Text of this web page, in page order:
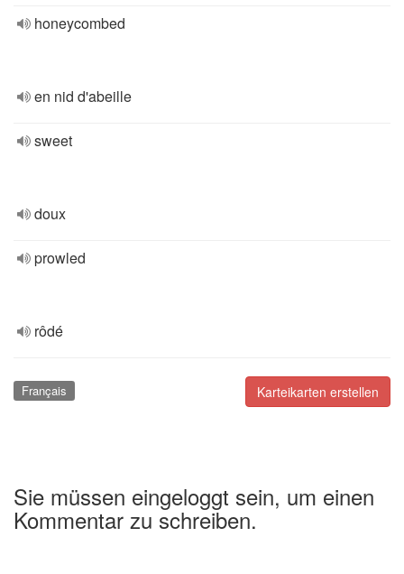
honeycombed
en nid d'abeille
sweet
doux
prowled
rôdé
Karteikarten erstellen
Français
Sie müssen eingeloggt sein, um einen
Kommentar zu schreiben.